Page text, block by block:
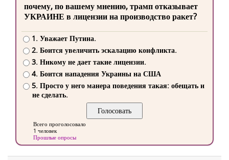
почему, по вашему мнению, трамп отказывает
УКРАИНЕ в лицензии на производство ракет?
1. Уважает Путина.
2. Боится увеличить эскалацию конфликта.
3. Никому не дает такие лицензии.
4. Боится нападения Украины на США
5. Просто у него манера поведения такая: обещать и
не сделать.
Всего проголосовало
1 человек
Прошлые опросы